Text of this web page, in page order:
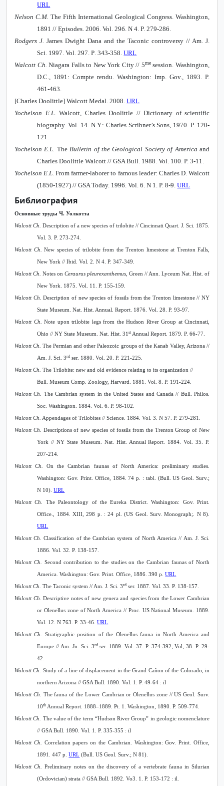
URL
Nelson C.M. The Fifth International Geological Congress. Washington,
1891 // Episodes. 2006. Vol. 29б . N 4. P. 279-286.
Rodgers J. James Dwight Dana and the Taconic controversy // Am. J.
Sci. 1997. Vol . 297.P . 343-358.URL
Walcott Ch. Niagara Falls to New York City // 5me session. Washington,
D.C., 1891: Compte rendu.Washington: Imp. Gov., 1893. P.
461-463.
[Charles Doolittle] Walcott Medal. 2008. URL
Yochelson E.L. Walcott, Charles Doolittle // Dictionary of scientific
biography. Vol. 14. N.Y.: Charles Scribner’s Sons, 1970. P. 120-
121.
Yochelson E.L. The Bulletin of the Geological Society of America and
Charles Doolittle Walcott // GSA Bull. 1988. Vol. 100. P. 3-11.
Yochelson E.L. From farmer-laborer to famous leader: Charles D. Walcott
(1850-1927) // GSA Today. 1996. Vol. 6. N 1. P. 8-9.URL
Библиография
Основные труды Ч. Уолкотта
Walcott Ch Description of a new species of trilobite // Cincinnati Quart. J. Sci. 1875.
Vol. 3. P. 273-274.
Walcott Ch. New species of trilobite from the Trenton limestone at Trenton Falls,
New York // Ibid. Vol. 2. N 4. P. 347-349.
Walcott Ch. Notes on Ceraurus pleurexanthemus , Green // Ann. Lyceum Nat. Hist. of
New York. 1875. Vol. 11. P. 155-159.
Walcott Ch. Description of new species of fossils from the Trenton limestone // NY
State Museum. Nat. Hist. Annual. Report. 1876. Vol. 28. P. 93-97.
Walcott Ch. Note upon trilobite legs from the Hudson River Group at Cincinnati,
Ohio // NY State Museum. Nat. Hist. 31st Annual Report. 1879. P. 66-77.
Walcott Ch. The Permian and other Paleozoic groups of the Kanab Valley, Arizona //
Am. J. Sci. 3rd ser. 1880. Vol. 20. P. 221-225.
Walcott Ch. The Trilobite: new and old evidence relating to its organization //
Bull. Museum Comp. Zoology, Harvard. 1881. Vol. 8. P. 191-224.
Walcott Ch. The Cambrian system in the United States and Canada // Bull. Philos.
Soc. Washington. 1884. Vol. 6. P. 98-102.
Walcott Ch. Appendages of Trilobites // Science. 1884. Vol. 3. N 57. P. 279-281.
Walcott Ch. Descriptions of new species of fossils from the Trenton Group of New
York // NY State Museum. Nat. Hist. Annual Report. 1884. Vol. 35. P.
207-214.
Walcott Ch. On the Cambrian faunas of North America: preliminary studies.
Washington: Gov. Print. Office, 1884. 74 p. : tabl. (Bull. US Geol. Surv.;
N 10).URL
Walcott Ch. The Paleontology of the Eureka District. Washington: Gov. Print.
Office., 1884. XIII, 298 p. : 24 pl. (US Geol. Surv. Monograph;. N 8).
URL
Walcott Ch. Classification of the Cambrian system of North America // Am. J. Sci.
1886. Vol. 32. P. 138-157.
Walcott Ch. Second contribution to the studies on the Cambrian faunas of North
America. Washington: Gov. Print. Office, 1886. 390 p.URL
Walcott Ch. The Taconic system // Am. J. Sci. 3rd ser. 1887. Vol. 33. P. 138-157.
Walcott Ch. Descriptive notes of new genera and species from the Lower Cambrian
or Olenellus zone of North America // Proc. US National Museum. 1889.
Vol. 12. N 763. P. 33-46.URL
Walcott Ch. Stratigraphic position of the Olenellus fauna in North America and
Europe // Am. Jn. Sci. 3rdser. 1889. Vol. 37. P. 374-392; Vol, 38. P. 29-
42.
Walcott Ch. Study of a line of displacement in the Grand Cañon of the Colorado, in
northern Arizona // GSA Bull. 1890. Vol. 1. P. 49-64 : il
Walcott Ch. The fauna of the Lower Cambrian or Olenellus zone //US Geol. Surv.
10th Annual Report. 1888–1889. Pt. 1. Washington, 1890. P. 509-774.
Walcott Ch. The value of the term “Hudson River Group” in geologic nomenclature
// GSABull. 1890. Vol. 1. P. 335-355 : il
Walcott Ch. Correlation papers on the Cambrian. Washington: Gov. Print. Office,
1891. 447 p.URL (Bull. US Geol. Surv.; N 81).
Walcott Ch. Preliminary notes on the discovery of a vertebrate fauna in Silurian
(Ordovician) strata // GSA Bull. 1892. Vo3. 1. P. 153-172 : il.